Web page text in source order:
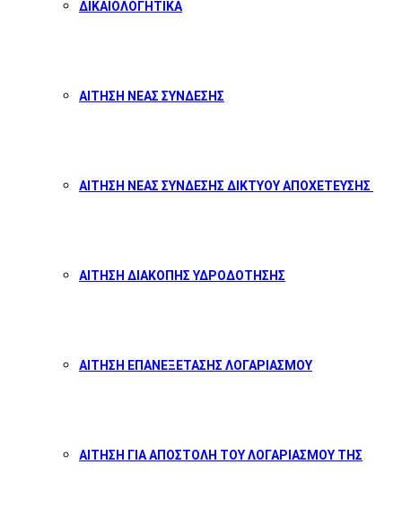
ΔΙΚΑΙΟΛΟΓΗΤΙΚΑ
ΑΙΤΗΣΗ ΝΕΑΣ ΣΥΝΔΕΣΗΣ
ΑΙΤΗΣΗ ΝΕΑΣ ΣΥΝΔΕΣΗΣ ΔΙΚΤΥΟΥ ΑΠΟΧΕΤΕΥΣΗΣ
ΑΙΤΗΣΗ ΔΙΑΚΟΠΗΣ ΥΔΡΟΔΟΤΗΣΗΣ
ΑΙΤΗΣΗ ΕΠΑΝΕΞΕΤΑΣΗΣ ΛΟΓΑΡΙΑΣΜΟΥ
ΑΙΤΗΣΗ ΓΙΑ ΑΠΟΣΤΟΛΗ ΤΟΥ ΛΟΓΑΡΙΑΣΜΟΥ ΤΗΣ